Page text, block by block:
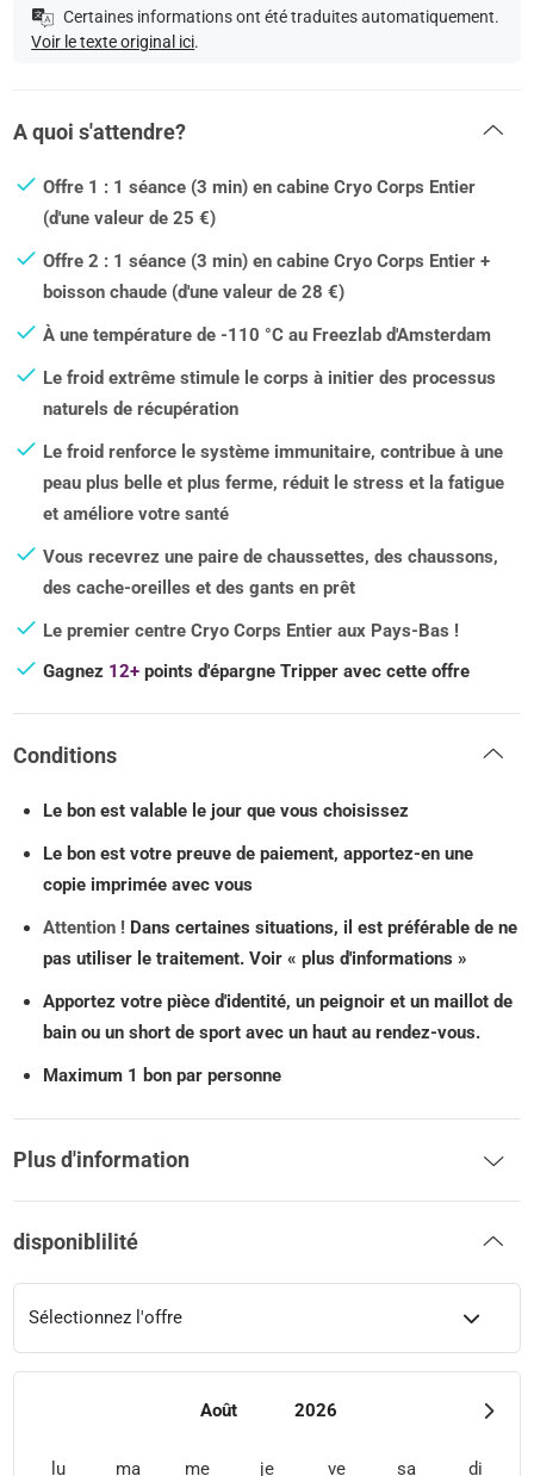
Certaines informations ont été traduites automatiquement.
Voir le texte original ici.
A quoi s'attendre?
Offre 1 : 1 séance (3 min) en cabine Cryo Corps Entier
(d'une valeur de 25 €)
Offre 2 : 1 séance (3 min) en cabine Cryo Corps Entier +
boisson chaude (d'une valeur de 28 €)
À une température de -110 °C au Freezlab d'Amsterdam
Le froid extrême stimule le corps à initier des processus
naturels de récupération
Le froid renforce le système immunitaire, contribue à une
peau plus belle et plus ferme, réduit le stress et la fatigue
et améliore votre santé
Vous recevrez une paire de chaussettes, des chaussons,
des cache-oreilles et des gants en prêt
Le premier centre Cryo Corps Entier aux Pays-Bas !
Gagnez 12+ points d'épargne Tripper avec cette offre
Conditions
Le bon est valable le jour que vous choisissez
Le bon est votre preuve de paiement, apportez-en une
copie imprimée avec vous
Attention ! Dans certaines situations, il est préférable de ne
pas utiliser le traitement. Voir « plus d'informations »
Apportez votre pièce d'identité, un peignoir et un maillot de
bain ou un short de sport avec un haut au rendez-vous.
Maximum 1 bon par personne
Plus d'information
disponiblilité
Sélectionnez l'offre
Août 2026
lu ma me je ve sa di